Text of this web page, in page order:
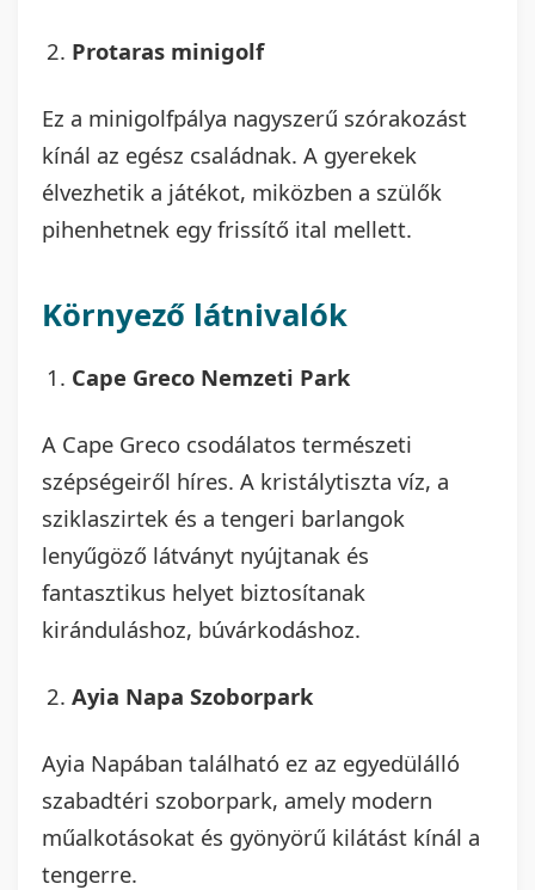
Protaras minigolf
Ez a minigolfpálya nagyszerű szórakozást
kínál az egész családnak. A gyerekek
élvezhetik a játékot, miközben a szülők
pihenhetnek egy frissítő ital mellett.
Környező látnivalók
Cape Greco Nemzeti Park
A Cape Greco csodálatos természeti
szépségeiről híres. A kristálytiszta víz, a
sziklaszirtek és a tengeri barlangok
lenyűgöző látványt nyújtanak és
fantasztikus helyet biztosítanak
kiránduláshoz, búvárkodáshoz.
Ayia Napa Szoborpark
Ayia Napában található ez az egyedülálló
szabadtéri szoborpark, amely modern
műalkotásokat és gyönyörű kilátást kínál a
tengerre.